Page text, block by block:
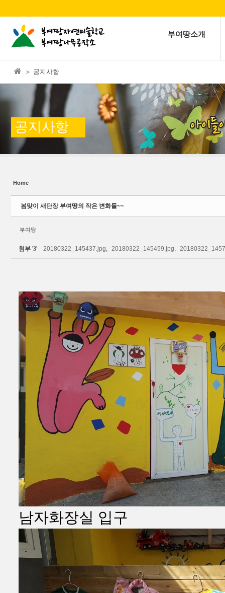
부여땅소개
＞ 공지사항
공지사항
Home
봄맞이 새단장 부여땅의 작은 변화들~~
부여땅
첨부 '3' 20180322_145437.jpg, 20180322_145459.jpg,
남자화장실 입구
Sketchbook5, 스케치북5
Sketchbook5, 스케치북5